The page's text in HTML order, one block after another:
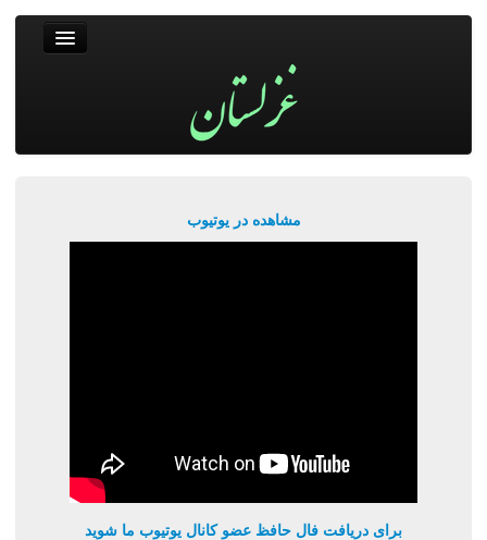
مشاهده در یوتیوب
برای دریافت فال حافظ عضو کانال یوتیوب ما شوید